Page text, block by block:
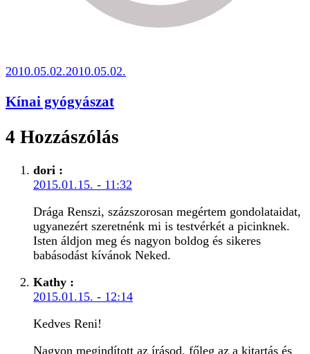
2010.05.02.2010.05.02.
Kínai gyógyászat
4 Hozzászólás
dori :
2015.01.15. - 11:32
Drága Renszi, százszorosan megértem gondolataidat,
ugyanezért szeretnénk mi is testvérkét a picinknek.
Isten áldjon meg és nagyon boldog és sikeres
babásodást kívánok Neked.
Kathy :
2015.01.15. - 12:14
Kedves Reni!
Nagyon megindított az írásod, főleg az a kitartás és